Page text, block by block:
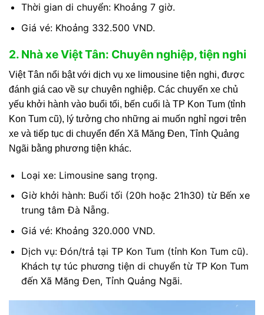
Thời gian di chuyển: Khoảng 7 giờ.
Giá vé: Khoảng 332.500 VND.
2. Nhà xe Việt Tân: Chuyên nghiệp, tiện nghi
Việt Tân nổi bật với dịch vụ xe limousine tiện nghi, được
đánh giá cao về sự chuyên nghiệp. Các chuyến xe chủ
yếu khởi hành vào buổi tối, bến cuối là TP Kon Tum (tỉnh
Kon Tum cũ), lý tưởng cho những ai muốn nghỉ ngơi trên
xe và tiếp tục di chuyển đến Xã Măng Đen, Tỉnh Quảng
Ngãi bằng phương tiện khác.
Loại xe: Limousine sang trọng.
Giờ khởi hành: Buổi tối (20h hoặc 21h30) từ Bến xe
trung tâm Đà Nẵng.
Giá vé: Khoảng 320.000 VND.
Dịch vụ: Đón/trả tại TP Kon Tum (tỉnh Kon Tum cũ).
Khách tự túc phương tiện di chuyển từ TP Kon Tum
đến Xã Măng Đen, Tỉnh Quảng Ngãi.